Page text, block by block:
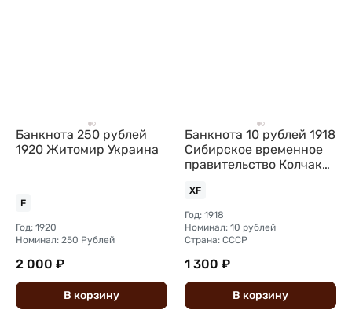
Банкнота 250 рублей
1920 Житомир Украина
F
Год: 1920
Номинал: 250 Рублей
2 000 ₽
В корзину
Банкнота 10 рублей 1918
Сибирское временное
правительство Колчак
XF
Год: 1918
Номинал: 10 рублей
Страна: СССР
1 300 ₽
В корзину